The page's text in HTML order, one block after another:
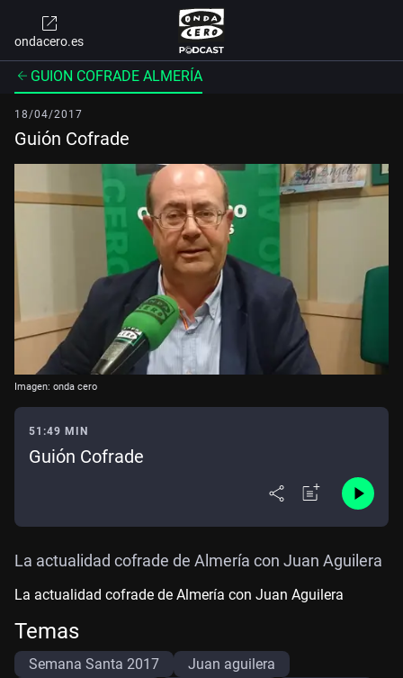
ondacero.es
GUION COFRADE ALMERÍA
18/04/2017
Guión Cofrade
Imagen: onda cero
51:49 MIN
Guión Cofrade
La actualidad cofrade de Almería con Juan Aguilera
La actualidad cofrade de Almería con Juan Aguilera
Temas
Semana Santa 2017
Juan aguilera